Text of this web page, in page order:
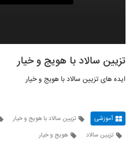
تزیین سالاد با هویج و خیار
ایده های تزیین سالاد با هویج و خیار
آموزشی تزیین سالاد با هویج و خیار
تزیین سالاد
هویج و خیار